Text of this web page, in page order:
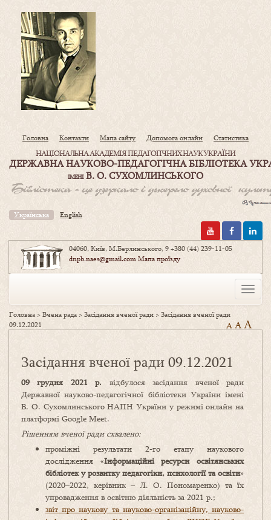
Головна Контакти Мапа сайту Допомога онлайн Статистика
НАЦІОНАЛЬНА АКАДЕМІЯ ПЕДАГОГІЧНИХ НАУК УКРАЇНИ
ДЕРЖАВНА НАУКОВО-ПЕДАГОГІЧНА БІБЛІОТЕКА
ІМЕНІВ. О. СУХОМЛИНСЬКОГО
Українська English
04060, Київ, М.Берлинського, 9+380 (44) 239-11-05
dnpb.naes@gmail.comМапа проїзду
Toggle
Головна >Вчена рада >Засідання вченої ради >Засідання вченої ради
09.12.2021
A AA
Засідання вченої ради 09.12.2021
09 грудня 2021 р. відбулося засідання вченої ради
Державної науково-педагогічної бібліотеки України імені
В. О. Сухомлинського НАПН України у режимі онлайн на
платформі Google Meet.
Рішенням вченої ради схвалено:
проміжні результати 2-го етапу наукового
дослідження «Інформаційні ресурси освітянських
бібліотек у розвитку педагогіки, психології та освіти»
(2020–2022, керівник – Л. О. Пономаренко) та їх
упровадження в освітню діяльність за 2021 р.;
звіт про наукову та науково-організаційну, науково-